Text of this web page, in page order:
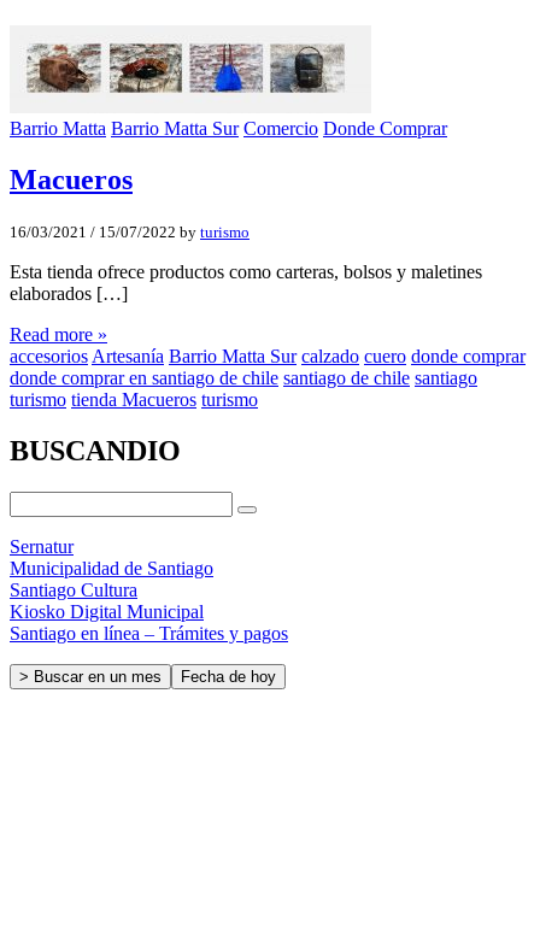
Barrio Matta Barrio Matta Sur Comercio Donde Comprar
Macueros
16/03/2021 / 15/07/2022 by turismo
Esta tienda ofrece productos como carteras, bolsos y maletines
elaborados […]
Read more »
accesorios Artesanía Barrio Matta Sur calzado cuero donde comprar
donde comprar en santiago de chile santiago de chile santiago
turismo tienda Macueros turismo
BUSCANDIO
Sernatur
Municipalidad de Santiago
Santiago Cultura
Kiosko Digital Municipal
Santiago en línea – Trámites y pagos
> Buscar en un mes Fecha de hoy